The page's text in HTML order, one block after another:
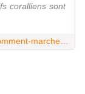
coralliens sont
http://www.socialisme-libertaire.fr/2014/09/comment-marches-financiers-et-multinationales-accaparent-aussi-les-mers-et-les-oceans.html